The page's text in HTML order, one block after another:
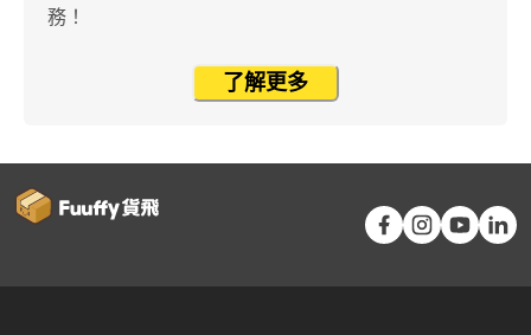
務！
了解更多